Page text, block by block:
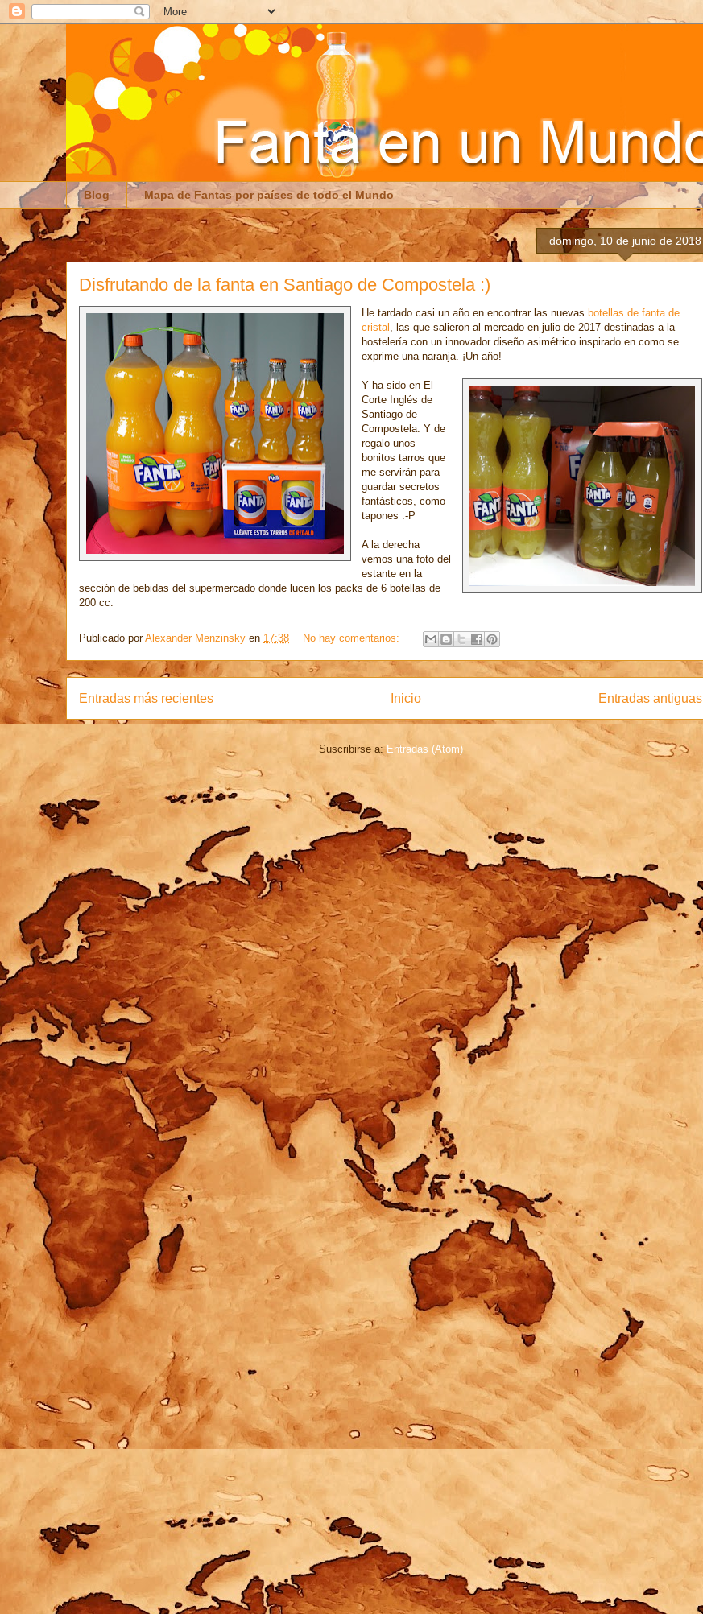
Blog Mapa de Fantas por países de todo el Mundo
domingo, 10 de junio de 2018
Disfrutando de la fanta en Santiago de Compostela :)
He tardado casi un año en encontrar las nuevas botellas de fanta de
cristal
, las que salieron al mercado en julio de 2017 destinadas a la
hostelería con un innovador diseño asimétrico inspirado en como se
exprime una naranja. ¡Un año!
Y ha sido en El
Corte Inglés de
Santiago de
Compostela. Y de
regalo unos
bonitos tarros que
me servirán para
guardar secretos
fantásticos, como
tapones :-P
A la derecha
vemos una foto del
estante en la
sección de bebidas del supermercado donde lucen los packs de 6 botellas de
200 cc.
Publicado porAlexander Menzinsky en 17:38 No hay comentarios:
Entradas más recientes Entradas antiguas
Inicio
Suscribirse a:Entradas (Atom)